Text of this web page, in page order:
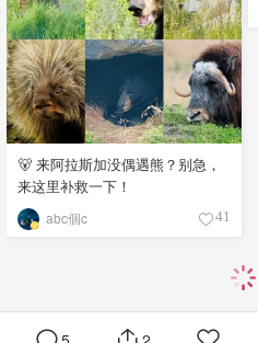
🐻 来阿拉斯加没偶遇熊？别急，
来这里补救一下！
abc個c 41